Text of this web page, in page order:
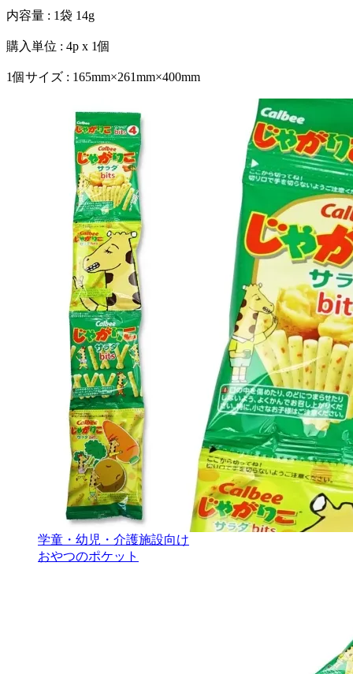
内容量 : 1袋 14g
購入単位 : 4p x 1個
1個サイズ : 165mm×261mm×400mm
学童・幼児・介護施設向け
おやつのポケット